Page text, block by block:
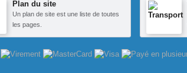
Plan du site
Un plan de site est une liste de toutes
les pages.